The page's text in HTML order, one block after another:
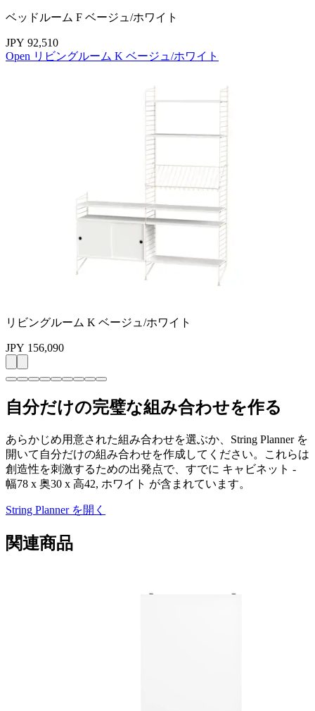
ベッドルーム F ベージュ/ホワイト
JPY 92,510
Open リビングルーム K ベージュ/ホワイト
リビングルーム K ベージュ/ホワイト
JPY 156,090
自分だけの完璧な組み合わせを作る
あらかじめ用意された組み合わせを選ぶか、String Planner を
開いて自分だけの組み合わせを作成してください。これらは
創造性を刺激するための出発点で、すでに キャビネット -
幅78 x 奥30 x 高42, ホワイト が含まれています。
String Planner を開く
関連商品